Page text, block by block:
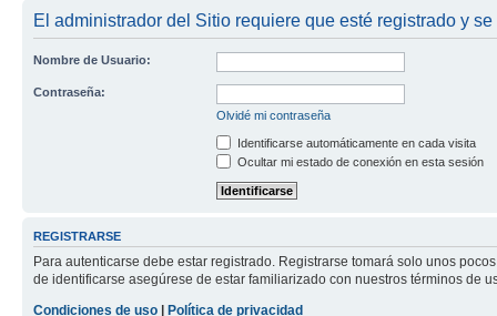
El administrador del Sitio requiere que esté registrado y
Nombre de Usuario:
Contraseña:
Olvidé mi contraseña
Identificarse automáticamente en cada visita
Ocultar mi estado de conexión en esta sesión
REGISTRARSE
Para autenticarse debe estar registrado. Registrarse tomará solo unos
de identificarse asegúrese de estar familiarizado con nuestros términos de
Condiciones de uso
Política de privacidad